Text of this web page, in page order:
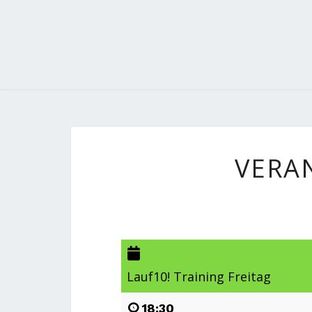
Lauf10! Training Freitag
18:30